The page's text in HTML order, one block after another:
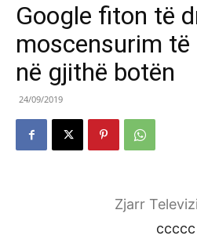
Google fiton të
moscensurim të
në gjithë botën
24/09/2019
Zjarr
ccccc